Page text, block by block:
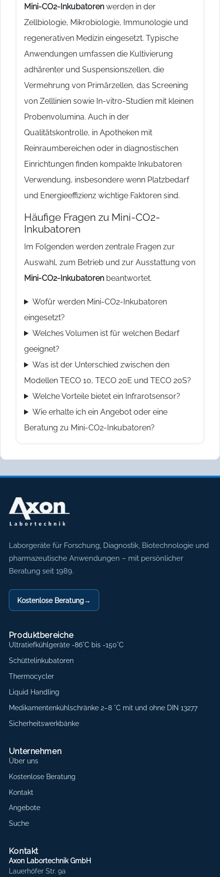
Mini-CO2-Inkubatoren werden in der
Zellbiologie, Mikrobiologie, Immunologie und
regenerativen Medizin eingesetzt. Typische
Anwendungen umfassen die Kultivierung
adhärenter und Suspensionszellen, die
Vermehrung von Primärzellen, das Screening
von Zelllinien sowie In-vitro-Studien mit kleinen
Probenvolumina. Auch in der
Qualitätskontrolle, in Apotheken mit
Reinraumbereichen oder in diagnostischen
Einrichtungen finden kompakte Inkubatoren
Verwendung, insbesondere wenn Platzbedarf
und Energieeffizienz wichtige Faktoren sind.
Häufige Fragen zu Mini-CO2-
Inkubatoren
Im Folgenden werden zentrale Fragen zur
Auswahl, zum Betrieb und zur Ausstattung von
Mini-CO2-Inkubatoren beantwortet.
Wofür werden Mini-CO2-Inkubatoren
eingesetzt?
Welches Volumen ist für welchen Bedarf
geeignet?
Was ist der Unterschied zwischen den
Modellen TECO 10, TECO 20E und TECO 20S?
Welche Vorteile bietet ein Infrarotsensor?
Wie erhalte ich ein Angebot oder eine
Beratung zu Mini-CO2-Inkubatoren?
Axon Labortechnik
Laborgeräte für Forschung, Diagnostik, Biotechnologie und
pharmazeutische Anwendungen – mit persönlicher
Beratung seit 1989.
Kostenlose Beratung→
Produktbereiche
Ultratiefkühlgeräte -86°C bis -150°C
Schüttelinkubatoren
Thermocycler
Liquid Handling
Medikamentenkühlschränke 2–8 °C mit und ohne DIN 13277
Sicherheitswerkbänke
Unternehmen
Über uns
Kostenlose Beratung
Kontakt
Angebote
Suche
Kontakt
Axon Labortechnik GmbH
Lauerhöfer Str. 9a